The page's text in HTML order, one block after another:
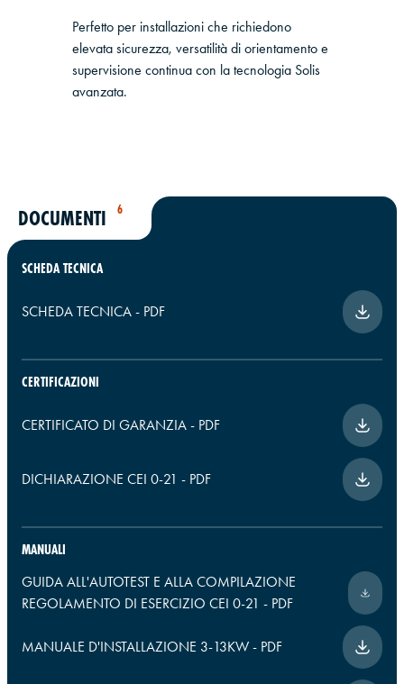
Perfetto per installazioni che richiedono
elevata sicurezza, versatilità di orientamento e
supervisione continua con la tecnologia Solis
avanzata.
DOCUMENTI 6
SCHEDA TECNICA
SCHEDA TECNICA - PDF
CERTIFICAZIONI
CERTIFICATO DI GARANZIA - PDF
DICHIARAZIONE CEI 0-21 - PDF
MANUALI
GUIDA ALL'AUTOTEST E ALLA COMPILAZIONE
REGOLAMENTO DI ESERCIZIO CEI 0-21 - PDF
MANUALE D'INSTALLAZIONE 3-13KW - PDF